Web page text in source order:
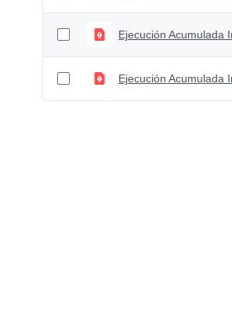
Ejecución Acumulada
Ejecución Acumulada